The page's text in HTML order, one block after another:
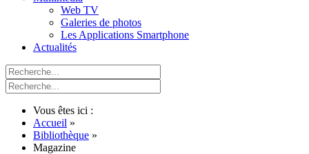
Web TV
Galeries de photos
Les Applications Smartphone
Actualités
Vous êtes ici :
Accueil »
Bibliothèque »
Magazine